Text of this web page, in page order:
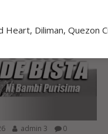
admin 3 0
Heart, Diliman, Quezon